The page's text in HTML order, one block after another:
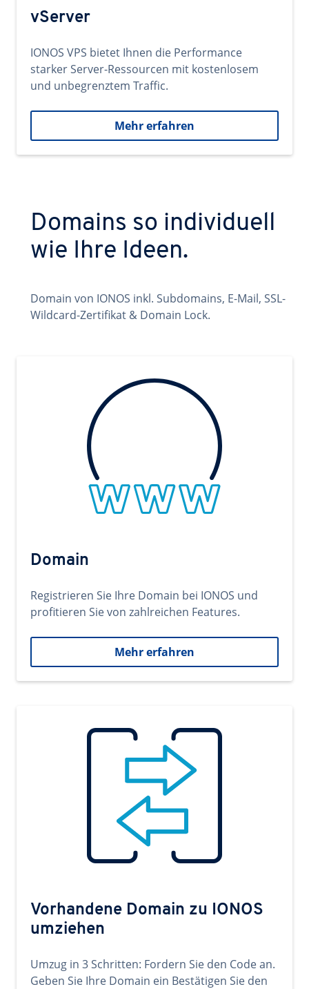
vServer
IONOS VPS bietet Ihnen die Performance
starker Server-Ressourcen mit kostenlosem
und unbegrenztem Traffic.
Mehr erfahren
Domains so individuell
wie Ihre Ideen.
Domain von IONOS inkl. Subdomains, E-Mail, SSL-
Wildcard-Zertifikat & Domain Lock.
Domain
Registrieren Sie Ihre Domain bei IONOS und
profitieren Sie von zahlreichen Features.
Mehr erfahren
Vorhandene Domain zu IONOS
umziehen
Umzug in 3 Schritten: Fordern Sie den Code an.
Geben Sie Ihre Domain ein Bestätigen Sie den